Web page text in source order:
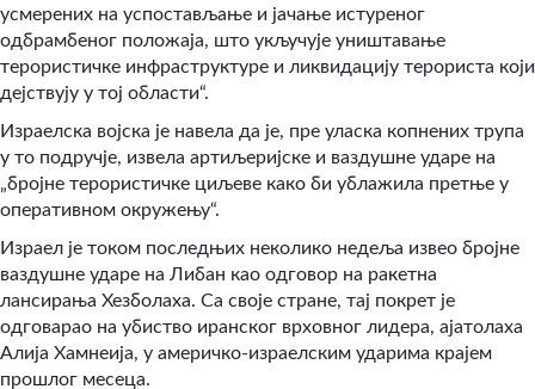
усмерених на успостављање и јачање истуреног
одбрамбеног положаја, што укључује уништавање
терористичке инфраструктуре и ликвидацију терориста који
дејствују у тој области“.
Израелска војска је навела да је, пре уласка копнених трупа
у то подручје, извела артиљеријске и ваздушне ударе на
„бројне терористичке циљеве како би ублажила претње у
оперативном окружењу“.
Израел је током последњих неколико недеља извео бројне
ваздушне ударе на Либан као одговор на ракетна
лансирања Хезболаха. Са своје стране, тај покрет је
одговарао на убиство иранског врховног лидера, ајатолаха
Алија Хамнеија, у америчко-израелским ударима крајем
прошлог месеца.